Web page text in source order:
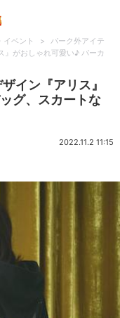
イベント >
パーク外アイテ
』がおしゃれ可愛い♪ パーカ
イン『アリス』
グ、スカートな
2022.11.2 11:15